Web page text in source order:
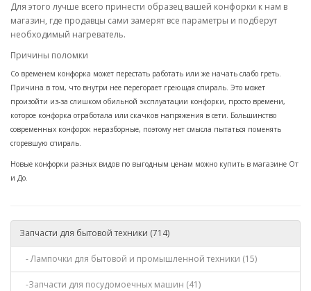
Для этого лучше всего принести образец вашей конфорки к нам в
магазин, где продавцы сами замерят все параметры и подберут
необходимый нагреватель.
Причины поломки
Со временем конфорка может перестать работать или же начать слабо греть.
Причина в том, что внутри нее перегорает греющая спираль. Это может
произойти из-за слишком обильной эксплуатации конфорки, просто времени,
которое конфорка отработала или скачков напряжения в сети. Большинство
современных конфорок неразборные, поэтому нет смысла пытаться поменять
сгоревшую спираль.
Новые конфорки разных видов по выгодным ценам можно купить в магазине От
и До.
Запчасти для бытовой техники (714)
- Лампочки для бытовой и промышленной техники (15)
-Запчасти для посудомоечных машин (41)